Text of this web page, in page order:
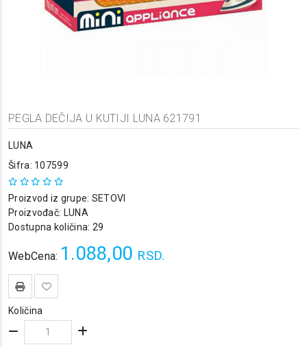
PEGLA DEČIJA U KUTIJI LUNA 621791
LUNA
Šifra: 107599
Proizvod iz grupe: SETOVI
Proizvođač: LUNA
Dostupna količina: 29
WebCena: 1.088,00 RSD.
Količina